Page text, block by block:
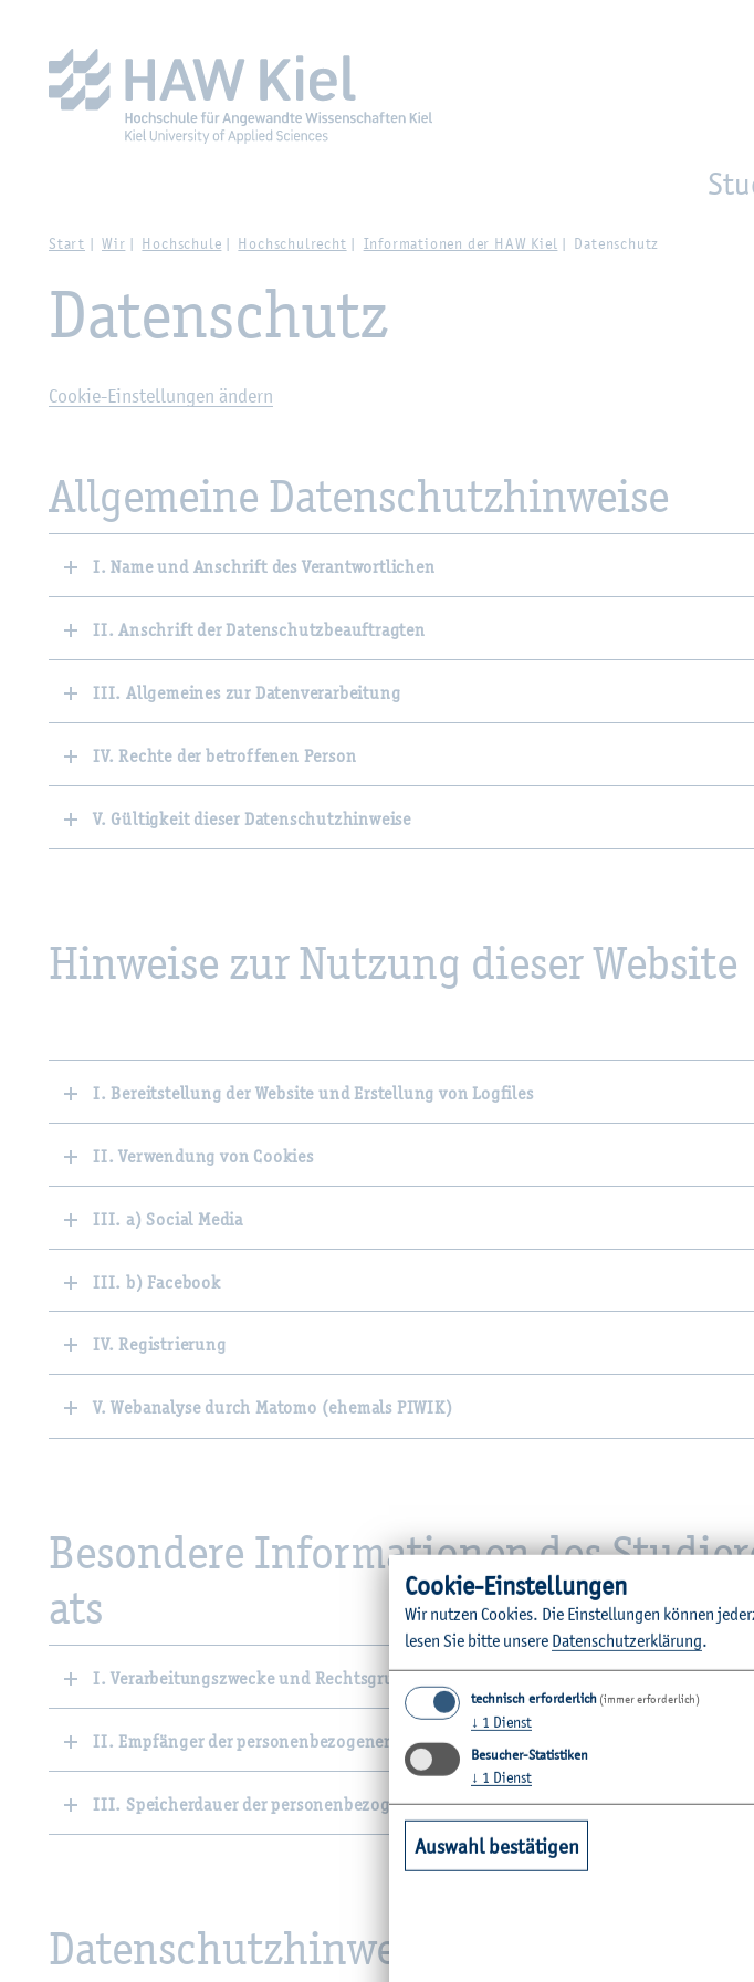
Start Wir Hoch­schu­le Hoch­schul­recht In­for­ma­tio­nen der HAW Kiel Da­ten­schutz
Da­ten­schutz
Coo­kie-Ein­stel­lun­gen än­dern
All­ge­mei­ne Da­ten­schutz­hin­wei­se
I. Name und Anschrift des Verantwortlichen
II. Anschrift der Datenschutzbeauftragten
III. Allgemeines zur Datenverarbeitung
IV. Rechte der betroffenen Person
V. Gültigkeit dieser Datenschutzhinweise
Hin­wei­se zur Nut­zung die­ser Web­site
I. Bereitstellung der Website und Erstellung von Logfiles
II. Verwendung von Cookies
III. a) Social Media
III. b) Facebook
IV. Registrierung
V. Webanalyse durch Matomo (ehemals PIWIK)
Be­son­de­re In­for­ma­tio­nen des
ats
I. Verarbeitungszwecke und Rechtsgrundlage
II. Empfänger der personenbezogenen Daten
III. Speicherdauer der personenbezogenen Daten
Da­ten­schutz­hin­wei­se für
Coo­kie-Ein­stel­lun­gen
Wir nut­zen Coo­kies. Die Ein­stel­lun­gen kön­nen
lesen Sie bitte un­se­re Da­ten­schut­z­er­klä­rung.
technisch erforderlich (immer erforderlich)
↓ 1 Dienst
Besucher-Statistiken
↓ 1 Dienst
Auswahl bestätigen